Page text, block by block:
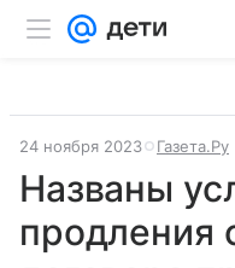
24 ноября 2023 Газета.Ру
Названы
продления